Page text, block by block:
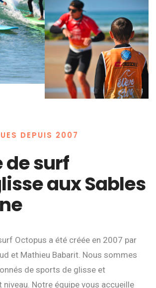
DEPUIS 2007
de surf
aux Sables
Octopus a été créée en 2007 par
et Mathieu Babarit. Nous sommes
de sports de glisse et
niveau. Notre équipe vous accueille